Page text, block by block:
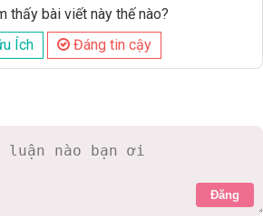
thấy bài viết này thế nào?
Ích
Đáng tin cậy
Đăng